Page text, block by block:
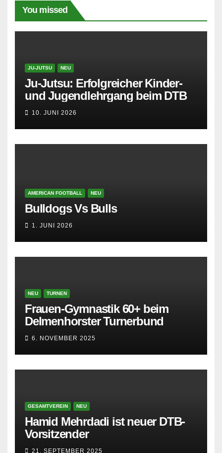
You missed
JU-JUTSU NEU
Ju-Jutsu: Erfolgreicher Kinder-
und Jugendlehrgang beim DTB
10. JUNI 2026
AMERICAN FOOTBALL NEU
Bulldogs Vs Bulls
1. JUNI 2026
NEU TURNEN
Frauen-Gymnastik 60+ beim
Delmenhorster Turnerbund
6. NOVEMBER 2025
GESAMTVEREIN NEU
Hamid Mehrdadi ist neuer DTB-
Vorsitzender
21. SEPTEMBER 2025